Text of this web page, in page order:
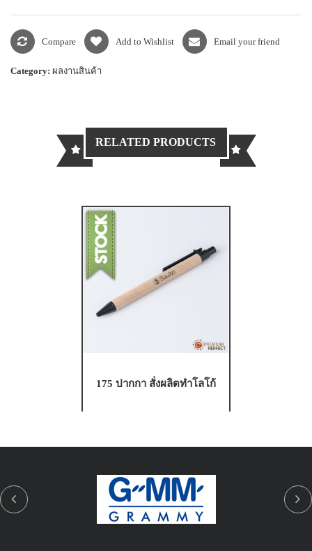
Compare Add to Wishlist Email your friend
Category: ผลงานสินค้า
RELATED PRODUCTS
175 ปากกา สั่งผลิตทำโลโก้